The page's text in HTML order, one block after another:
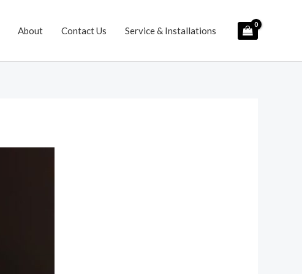
About Contact Us Service & Installations